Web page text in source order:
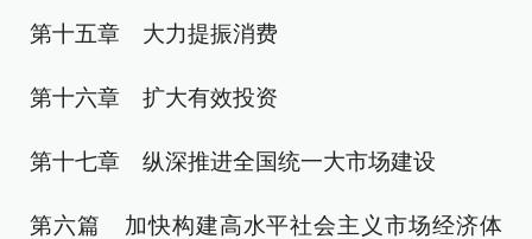
第十五章 大力提振消费
第十六章 扩大有效投资
第十七章 纵深推进全国统一大市场建设
第六篇 加快构建高水平社会主义市场经济体